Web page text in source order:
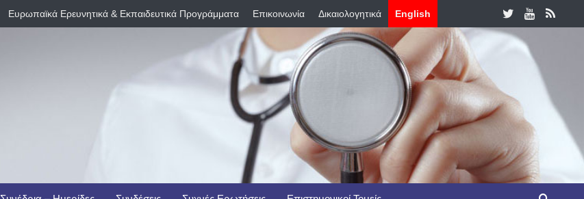
Ευρωπαϊκά Ερευνητικά & Εκπαιδευτικά Προγράμματα Επικοινωνία Δικαιολογητικά English